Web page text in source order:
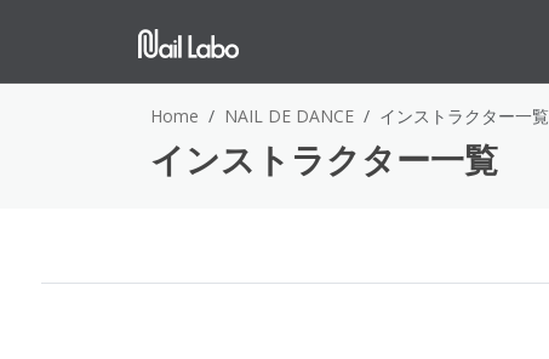
Home NAIL DE DANCE インストラクター一覧
インストラクター一覧